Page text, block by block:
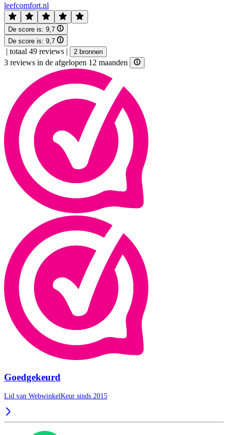
leefcomfort.nl
De score is: 9,7
De score is: 9,7
| totaal 49 reviews | 2 bronnen
3 reviews in de afgelopen 12 maanden
Goedgekeurd
Lid van WebwinkelKeur sinds 2015